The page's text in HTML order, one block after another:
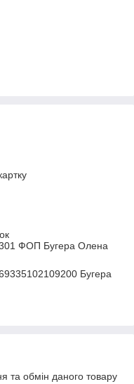
ФОП Бугера Олена
Бугера
та обмін даного товару